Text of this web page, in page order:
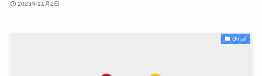
2023年11月2日
Gmail